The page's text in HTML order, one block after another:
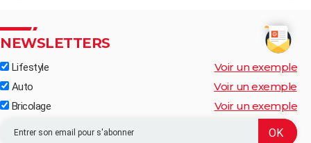
NEWSLETTERS
Lifestyle Voir un exemple
Auto Voir un exemple
Bricolage Voir un exemple